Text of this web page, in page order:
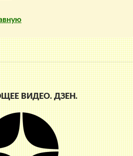
ВИДЕО. ДЗЕН.